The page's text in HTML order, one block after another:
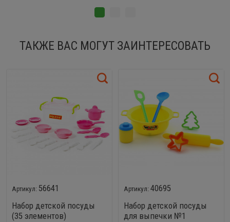
ТАКЖЕ ВАС МОГУТ ЗАИНТЕРЕСОВАТЬ
56641
Набор детской посуды
(35 элементов)
40695
Набор детской посуды
для выпечки №1